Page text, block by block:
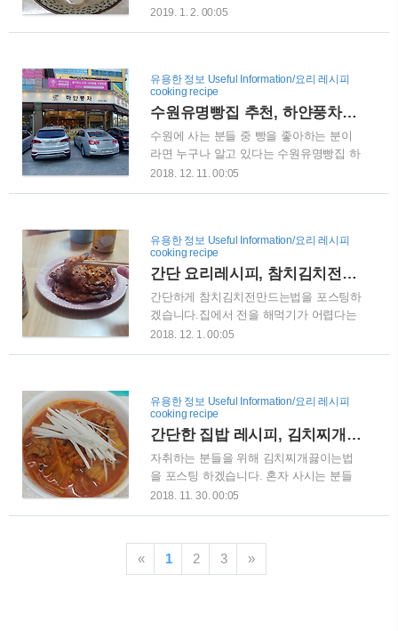
터 포스팅하..
는 나이다보니, 새해가 마냥 기쁘지만은
오늘 소개드리는 레시피를 기본으로 하시
고 응용하시면 됩니다. 이제 본격적으로
소고기떡꾹끓이는법에 대해서 말씀드리겠
습니다.기본재료는 가래떡, 소고기(양지
또는 국거리), 국간장, 소금, 계란, 육수(없
으면 물로 대체) 입니다. 레시피가 2인분을
분량의 가래떡을 넣고 물만 부어주시면 됩
니다. 세그릇이면 한그릇반, 네그릇이면
두그릇과 같은 방식으로 양을 조절해주시
면..
2019. 1. 2. 00:05
유용한 정보 Useful Information/요리 레시피
cooking recipe
수원유명빵집 추천, 하얀풍차제과점 망포점 - 수원 최고 빵집
수원에 사는 분들 중 빵을 좋아하는 분이
라면 누구나 알고 있다는 수원유명빵집 하
얀풍차제과점을 소개합니다.하얀풍차제과
으로 메탄동, 동탄에도 하얀풍차제과점이
있습니다. 그럼 수원유명빵집 하얀풍차제
과점을 본격적으로 포스팅하겠습니다. 제
가 방문한 시각이 토요일 9시반 정도임에
도 불구하고, 가게 앞에 차가 많이 서있습
니다.오픈시간이 오전 7시부터 오후 11시
서있습니다.주말에만 이런 것이라고 생각
하실 수도 있겠지만, 평일날도 이 정도 수
준입니다. 하얀풍차제과점 망포점에도 여
러가지 빵..
2018. 12. 11. 00:05
유용한 정보 Useful Information/요리 레시피
cooking recipe
간단 요리레시피, 참치김치전만드는법
간단하게 참치김치전만드는법을 포스팅하
겠습니다.집에서 전을 해먹기가 어렵다는
선입견을 가지고 있는 경우가 많은데, 만
있겠더라구요. 대학교를 다닐때 막걸리와
자주 먹은 기억이 있던 참치김치전만드는
법을 소개합니다. 준비할 것은 2인분 기준
으로 김치 6분의 1포기(두컵 정도), 부침가
루(밀가루) 1컵, 참치 1캔, 물 1컵인데, 비
율만 잘 지키시면 되겠네요.양파나 파를
다.얼마나 작은지에 대해서는 기준은 없으
나, 저의 경우는 너무 잘게 자르는건 추천
2018. 12. 1. 00:05
유용한 정보 Useful Information/요리 레시피
cooking recipe
간단한 집밥 레시피, 김치찌개끓이는법 - 집에서 혼밥할때 최고인 것 같네요
자취하는 분들을 위해 김치찌개끓이는법
을 포스팅 하겠습니다. 혼자 사시는 분들
은 집밥이 그리울 때가 많을 것 같습니다.
습니다.그러다보니 밥과 함께 간단하게 먹
을 수 있는 음식을 하게 되는데, 가장 자주
2018. 11. 30. 00:05
« 1 2 3 »